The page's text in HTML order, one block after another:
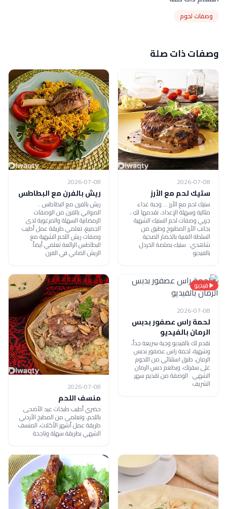
وصفات لحوم
وصفات ذات صلة
2026-07-08
ستيك لحم مع الأرز
ستيك لحم مع الأرز ... وجبة غداء
مثالية وسهلة الإعداد، نقدمها لكِ ،
جربي وصفات لحم الستيك الشهية
بجانب الأرز المطبوخ وطبق من
السلطة الغنية بالخضار الصحية
شاهدي: ستيك بصلصة الخردل
بالفيديو
2026-07-08
ريش بالفرن مع البطاطس
ريش بالفرن مع البطاطس ..
الصواني بالفرن من الوصفات
الرمضانية السهلة والمرغوبة لدى
الجميع، تعلمي طريقة عمل أطيب
وصفات ريش اللحم الشهية مع
البطاطس الرائعة تعلمي أيضاً:
الريش الضاني في الفرن
فيديو
2026-07-08
لحمة راس عصفور بدبس
الرمان بالفيديو
نقدم لك بالفيديو وجبة سريعة جداً،
وشهية، لحمة راس عصفور بدبس
الرمان، طبق استثنائي من اللحوم
على سفرتك، وبطعم دبس الرمان
الشهي الوصفة من تقديم سهر
الشريف 2026-07-08
منسف اللحم
حضري أطيب طبخات عيد الأضحى
باللحم، وتعلمي من المطبخ الأردني
طريقة عمل أشهر الأكلات، المنسف
الشهي بطريقة سهلة وناجحة